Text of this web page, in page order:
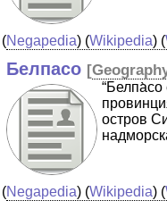
(Negapedia) (Wikipedia) (
Белпасо [
остров
(Negapedia) (Wikipedia) (